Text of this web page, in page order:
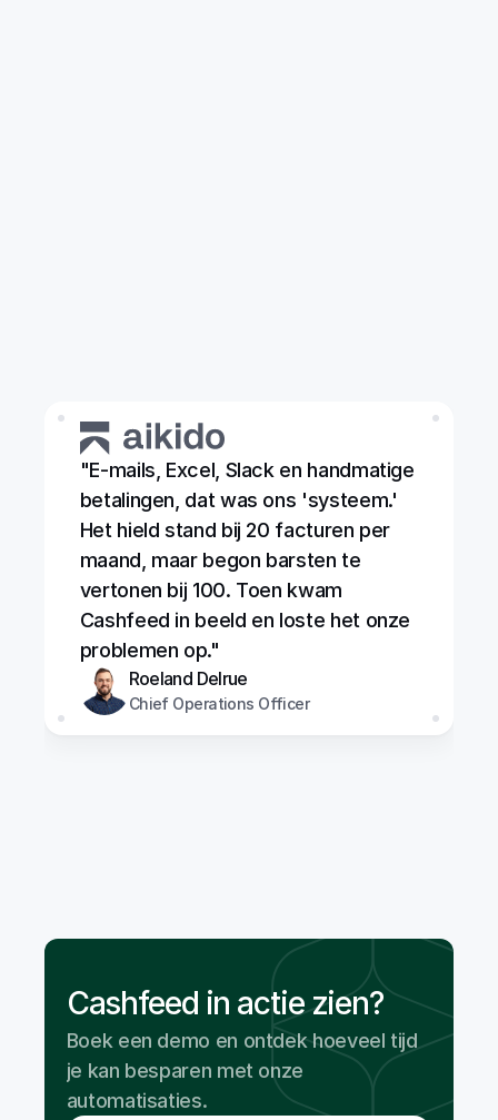
"E-mails, Excel, Slack en handmatige
betalingen, dat was ons 'systeem.'
Het hield stand bij 20 facturen per
maand, maar begon barsten te
vertonen bij 100. Toen kwam
Cashfeed in beeld en loste het onze
problemen op."
Roeland Delrue
Chief Operations Officer
Uren tijd bespaard
Cashfeed in actie zien?
Boek een demo en ontdek hoeveel tijd
je kan besparen met onze
automatisaties.